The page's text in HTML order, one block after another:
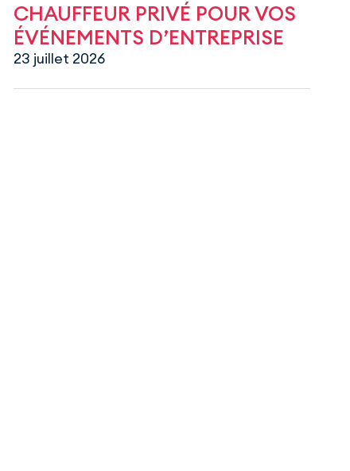
CHAUFFEUR PRIVÉ POUR VOS
ÉVÉNEMENTS D’ENTREPRISE
23 juillet 2026